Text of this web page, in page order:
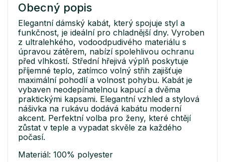
Obecný popis
Elegantní dámský kabát, který spojuje styl a
funkčnost, je ideální pro chladnější dny. Vyroben
z ultralehkého, vodoodpudivého materiálu s
úpravou zátěrem, nabízí spolehlivou ochranu
před vlhkostí. Střední hřejivá výplň poskytuje
příjemné teplo, zatímco volný střih zajišťuje
maximální pohodlí a volnost pohybu. Kabát je
vybaven neodepínatelnou kapucí a dvěma
praktickými kapsami. Elegantní vzhled a stylová
nášivka na rukávu dodává kabátu moderní
akcent. Perfektní volba pro ženy, které chtějí
zůstat v teple a vypadat skvěle za každého
počasí.
Materiál: 100% polyester